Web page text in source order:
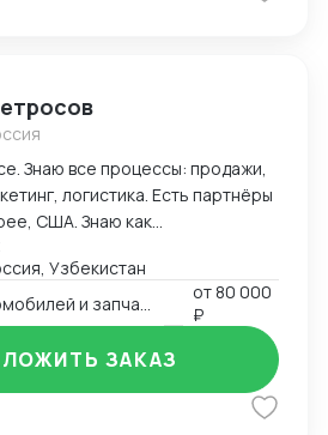
Знаю все процессы: продажи,
логистика. Есть партнёры
США. Знаю как
в 18ти странах мира.
Узбекистан
от 80 000
₽
ЗАКАЗ